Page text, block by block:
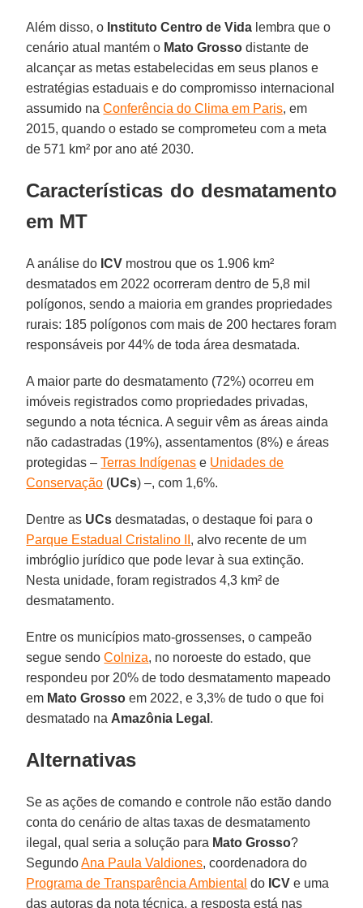
Além disso, o Instituto Centro de Vida lembra que o
cenário atual mantém o Mato Grosso distante de
alcançar as metas estabelecidas em seus planos e
estratégias estaduais e do compromisso internacional
assumido naConferência do Clima em Paris, em
2015, quando o estado se comprometeu com a meta
de 571 km² por ano até 2030.
Características do desmatamento
em MT
A análise do ICV mostrou que os 1.906 km²
desmatados em 2022 ocorreram dentro de 5,8 mil
polígonos, sendo a maioria em grandes propriedades
rurais: 185 polígonos com mais de 200 hectares foram
responsáveis por 44% de toda área desmatada.
A maior parte do desmatamento (72%) ocorreu em
imóveis registrados como propriedades privadas,
segundo a nota técnica. A seguir vêm as áreas ainda
não cadastradas (19%), assentamentos (8%) e áreas
protegidas – Terras Indígenas e Unidades de
Conservação (UCs) –, com 1,6%.
Dentre as UCs desmatadas, o destaque foi para o
Parque Estadual Cristalino II , alvo recente de um
imbróglio jurídico que pode levar à sua extinção.
Nesta unidade, foram registrados 4,3 km² de
desmatamento.
Entre os municípios mato-grossenses, o campeão
segue sendoColniza, no noroeste do estado, que
respondeu por 20% de todo desmatamento mapeado
em Mato Grosso em 2022, e 3,3% de tudo o que foi
desmatado na Amazônia Legal .
Alternativas
Se as ações de comando e controle não estão dando
conta do cenário de altas taxas de desmatamento
ilegal, qual seria a solução para Mato Grosso?
SegundoAna Paula Valdiones, coordenadora do
Programa de Transparência Ambiental do ICV e uma
das autoras da nota técnica, a resposta está nas